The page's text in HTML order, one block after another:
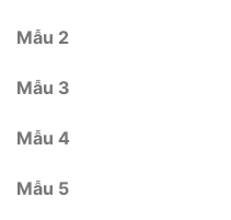
Mẫu 2
Mẫu 3
Mẫu 4
Mẫu 5